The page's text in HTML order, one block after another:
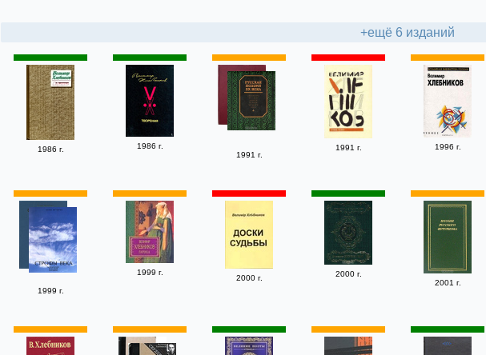
+ещё 6 изданий
1986 г.
1986 г.
1991 г.
1991 г. 1996 г.
1999 г.
1999 г.
2000 г.
2000 г.
2001 г.